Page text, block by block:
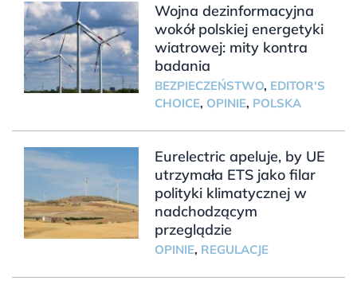
Wojna dezinformacyjna
wokół polskiej energetyki
wiatrowej: mity kontra
badania
BEZPIECZEŃSTWO, EDITOR'S
CHOICE, OPINIE, POLSKA
Eurelectric apeluje, by UE
utrzymała ETS jako filar
polityki klimatycznej w
nadchodzącym
przeglądzie
OPINIE, REGULACJE